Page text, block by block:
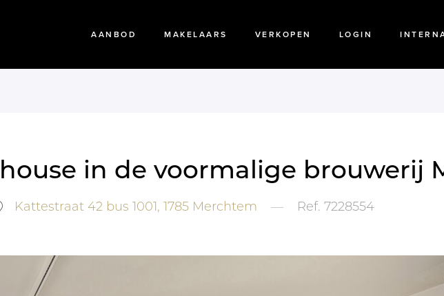
AANBOD MAKELAARS VERKOPEN LOGIN
in de voormalige brouwerij
Kattestraat 42 bus 1001, 1785Merchtem — Ref. 7228554